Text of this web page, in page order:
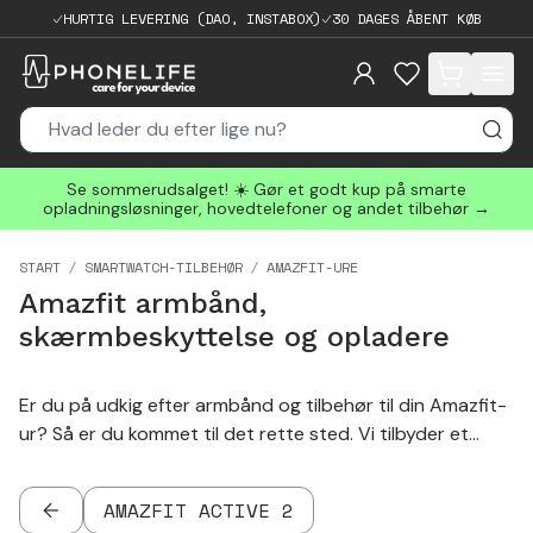
HURTIG LEVERING (DAO, INSTABOX) 30 DAGES ÅBENT KØB
items in cart,
Se sommerudsalget! ☀️ Gør et godt kup på smarte
opladningsløsninger, hovedtelefoner og andet tilbehør →
START SMARTWATCH-TILBEHØR AMAZFIT-URE
Amazfit armbånd,
skærmbeskyttelse og opladere
Er du på udkig efter armbånd og tilbehør til din Amazfit-
ur? Så er du kommet til det rette sted. Vi tilbyder et
Opdater dit ur ved at skifte dit eksisterende armbånd
ud med et nyt metalarmbånd, læderarmbånd eller
TILBAGEAMAZFIT ACTIVE 2